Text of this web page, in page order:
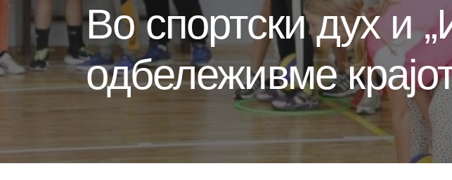
Во спортски дух и
одбележивме